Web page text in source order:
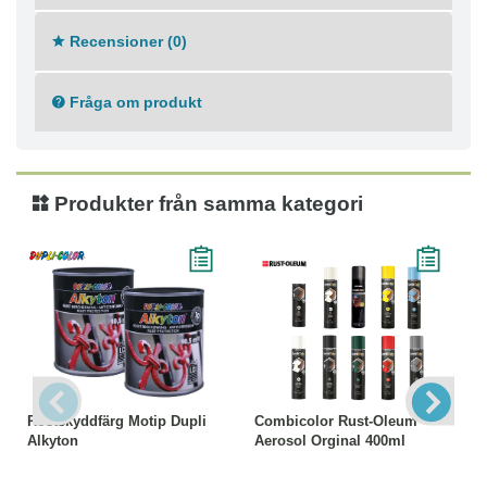
Recensioner (0)
Fråga om produkt
Produkter från samma kategori
Rostskyddfärg Motip Dupli
Alkyton
Combicolor Rust-Oleum
Aerosol Orginal 400ml